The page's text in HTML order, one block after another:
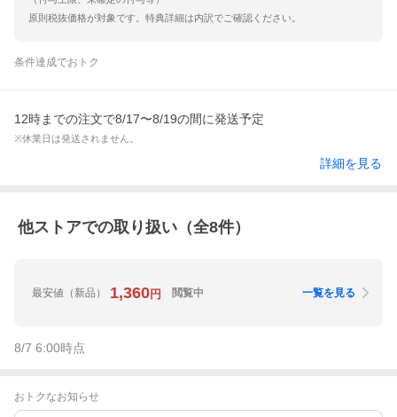
原則税抜価格が対象です。特典詳細は内訳でご確認ください。
条件達成でおトク
12時までの注文で8/17〜8/19の間に発送予定
※休業日は発送されません。
詳細を見る
他ストアでの取り扱い（全8件）
最安値 （新品） 1,360円 閲覧中 一覧を見る
8/7 6:00時点
おトクなお知らせ